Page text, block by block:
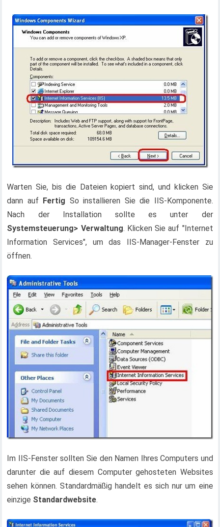
Warten Sie, bis die Dateien kopiert sind, und klicken Sie
dann auf Fertig So installieren Sie die IIS-Komponente.
Nach der Installation sollte es unter der
Systemsteuerung> Verwaltung. Klicken Sie auf "Internet
Information Services", um das IIS-Manager-Fenster zu
öffnen.
Im IIS-Fenster sollten Sie den Namen Ihres Computers und
darunter die auf diesem Computer gehosteten Websites
sehen können. Standardmäßig handelt es sich nur um eine
einzige Standardwebsite.